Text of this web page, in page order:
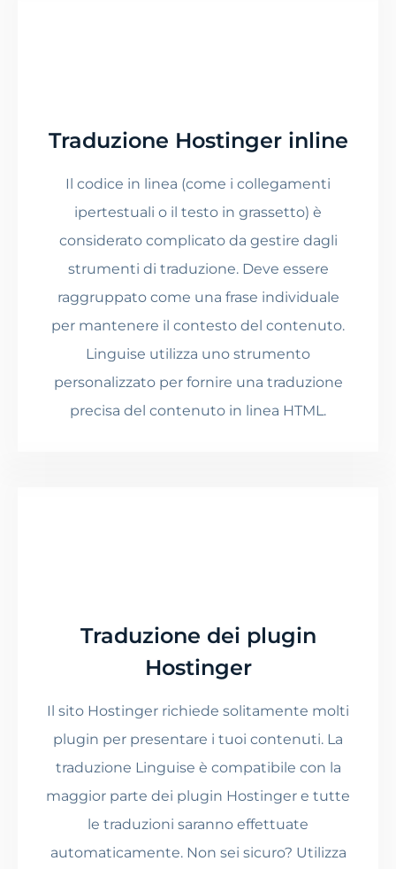
Traduzione Hostinger inline
Il codice in linea (come i collegamenti
ipertestuali o il testo in grassetto) è
considerato complicato da gestire dagli
strumenti di traduzione. Deve essere
raggruppato come una frase individuale
per mantenere il contesto del contenuto.
Linguise utilizza uno strumento
personalizzato per fornire una traduzione
precisa del contenuto in linea HTML.
Traduzione dei plugin
Hostinger
Il sito Hostinger richiede solitamente molti
plugin per presentare i tuoi contenuti. La
traduzione Linguise è compatibile con la
maggior parte dei plugin Hostinger e tutte
le traduzioni saranno effettuate
automaticamente. Non sei sicuro? Utilizza